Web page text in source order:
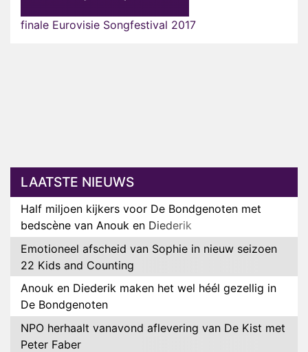
finale Eurovisie Songfestival 2017
LAATSTE NIEUWS
Half miljoen kijkers voor De Bondgenoten met
bedscène van Anouk en Diederik
Emotioneel afscheid van Sophie in nieuw seizoen
22 Kids and Counting
Anouk en Diederik maken het wel héél gezellig in
De Bondgenoten
NPO herhaalt vanavond aflevering van De Kist met
Peter Faber